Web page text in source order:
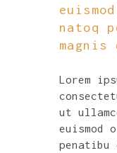
natoq
magnis
Lorem
ut
euismod
penatibu